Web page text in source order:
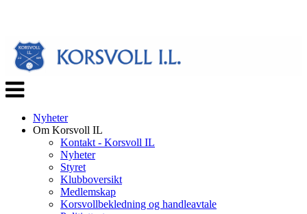
Veksle
navigasjon
Nyheter
Om Korsvoll IL
Kontakt - Korsvoll IL
Nyheter
Styret
Klubboversikt
Medlemskap
Korsvollbekledning og handleavtale